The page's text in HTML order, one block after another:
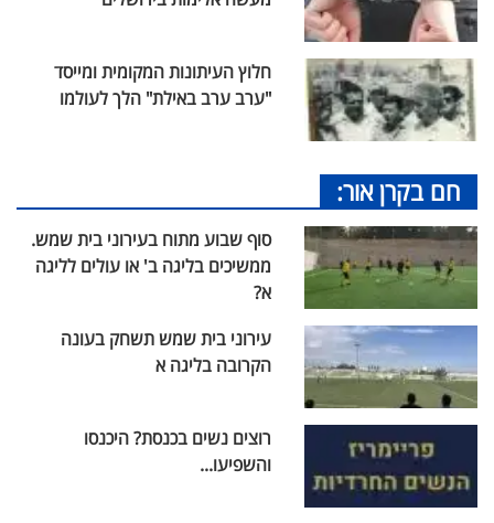
חלוץ העיתונות המקומית ומייסד
"ערב ערב באילת" הלך לעולמו
חם בקרן אור:
סוף שבוע מתוח בעירוני בית שמש.
ממשיכים בליגה ב' או עולים לליגה
א?
עירוני בית שמש תשחק בעונה
הקרובה בליגה א
רוצים נשים בכנסת? היכנסו
והשפיעו...